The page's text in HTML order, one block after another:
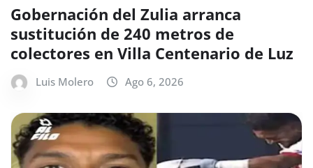
Gobernación del Zulia arranca
sustitución de 240 metros de
colectores en Villa Centenario de Luz
Luis Molero Ago 6, 2026